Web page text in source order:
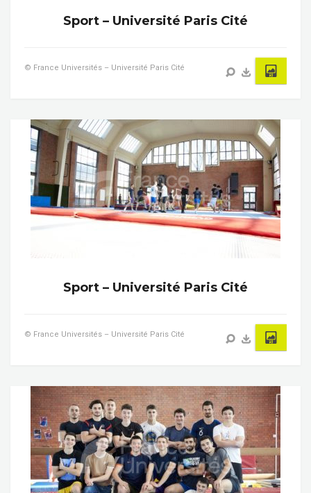
Sport – Université Paris Cité
© France Universités – Université Paris Cité
Sport – Université Paris Cité
© France Universités – Université Paris Cité